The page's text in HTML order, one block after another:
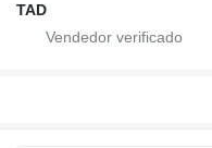
TAD